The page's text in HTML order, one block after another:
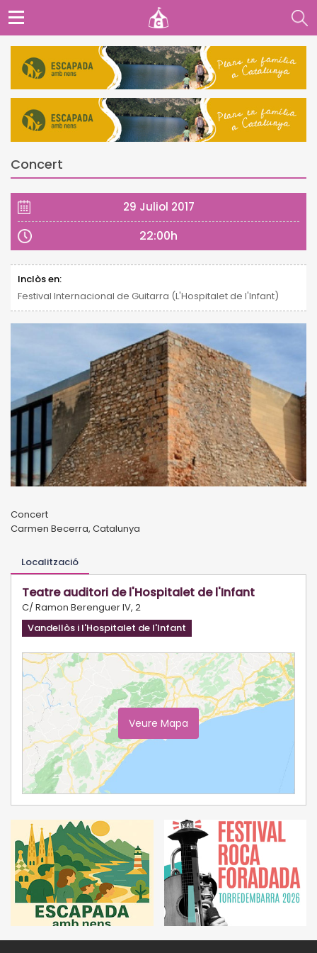
Concert
29 Juliol 2017
22:00h
Inclòs en:
Festival Internacional de Guitarra (L'Hospitalet de l'Infant)
Concert
Carmen Becerra, Catalunya
Localització
Teatre auditori de l'Hospitalet de l'Infant
C/ Ramon Berenguer IV, 2
Vandellòs i l'Hospitalet de l'Infant
Veure Mapa